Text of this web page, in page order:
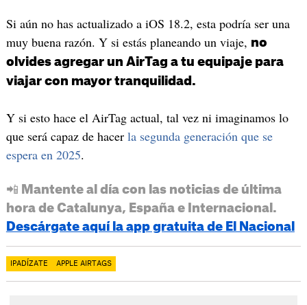
Si aún no has actualizado a iOS 18.2, esta podría ser una
muy buena razón. Y si estás planeando un viaje, no
olvides agregar un AirTag a tu equipaje para
viajar con mayor tranquilidad.
Y si esto hace el AirTag actual, tal vez ni imaginamos lo
que será capaz de hacer la segunda generación que se
espera en 2025.
📲 Mantente al día con las noticias de última
hora de Catalunya, España e Internacional.
Descárgate aquí la app gratuita de El Nacional
IPADÍZATE APPLE AIRTAGS